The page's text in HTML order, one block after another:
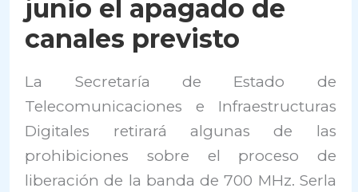
junio el apagado de
canales previsto
La Secretaría de Estado de
Telecomunicaciones e Infraestructuras
Digitales retirará algunas de las
prohibiciones sobre el proceso de
liberación de la banda de 700 MHz. Serla